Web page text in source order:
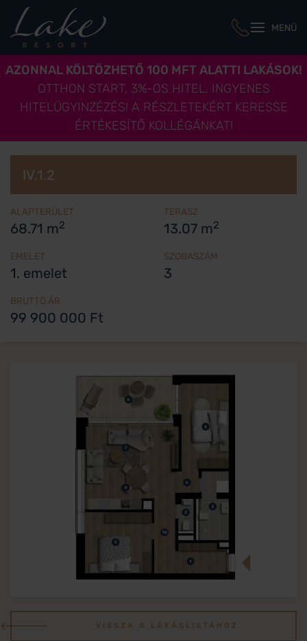
MENÜ
AZONNAL KÖLTÖZHETŐ 100 MFT ALATTI LAKÁSOK!
OTTHON START, 3%-OS HITEL, INGYENES
HITELÜGYINZÉZÉS! A RÉSZLETEKÉRT KERESSE
ÉRTÉKESÍTŐ KOLLÉGÁNKAT!
IV.1.2
ALAPTERÜLET
68.71 m2
TERASZ
13.07 m2
EMELET
1. emelet
SZOBASZÁM
3
BRUTTÓ ÁR
99 900 000 Ft
VISSZA A LAKÁSLISTÁHOZ